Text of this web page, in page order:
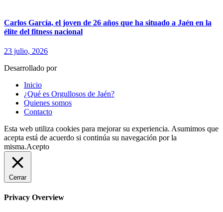
Carlos García, el joven de 26 años que ha situado a Jaén en la
élite del fitness nacional
23 julio, 2026
Desarrollado por
Inicio
¿Qué es Orgullosos de Jaén?
Quienes somos
Contacto
Esta web utiliza cookies para mejorar su experiencia. Asumimos que
acepta está de acuerdo si continúa su navegación por la
misma.Acepto
Cerrar
Privacy Overview